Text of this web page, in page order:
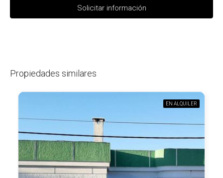
Solicitar información
Propiedades similares
EN ALQUILER